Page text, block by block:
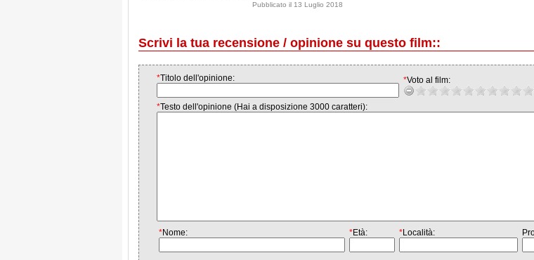
Pubblicato il 13 Luglio 2018
Scrivi la tua recensione / opinione su questo film::
*Titolo dell'opinione: *Voto al film:
*Testo dell'opinione (Hai a disposizione 3000 caratteri):
*Nome: *Età: *Località: